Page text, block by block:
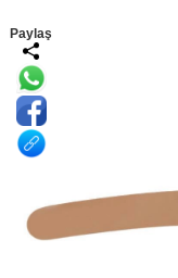
Paylaş